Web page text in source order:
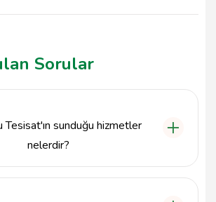
Sorular
Tesisat'ın sunduğu hizmetler
nelerdir?